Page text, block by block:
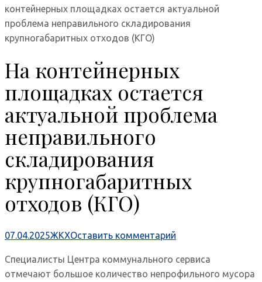
контейнерных площадках остается актуальной
проблема неправильного складирования
крупногабаритных отходов (КГО)
На контейнерных
площадках остается
актуальной проблема
неправильного
складирования
крупногабаритных
отходов (КГО)
07.04.2025ЖКХОставить комментарий
Специалисты Центра коммунального сервиса
отмечают большое количество непрофильного мусора